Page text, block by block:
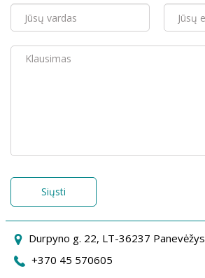
Siųsti
Durpyno g. 22, LT-36237 Panevėžys
+370 45 570605